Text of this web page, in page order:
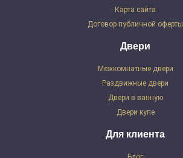
Карта сайта
Договор публичной оферты
Двери
Межкомнатные двери
Раздвижные двери
Двери в ванную
Двери купе
Для клиента